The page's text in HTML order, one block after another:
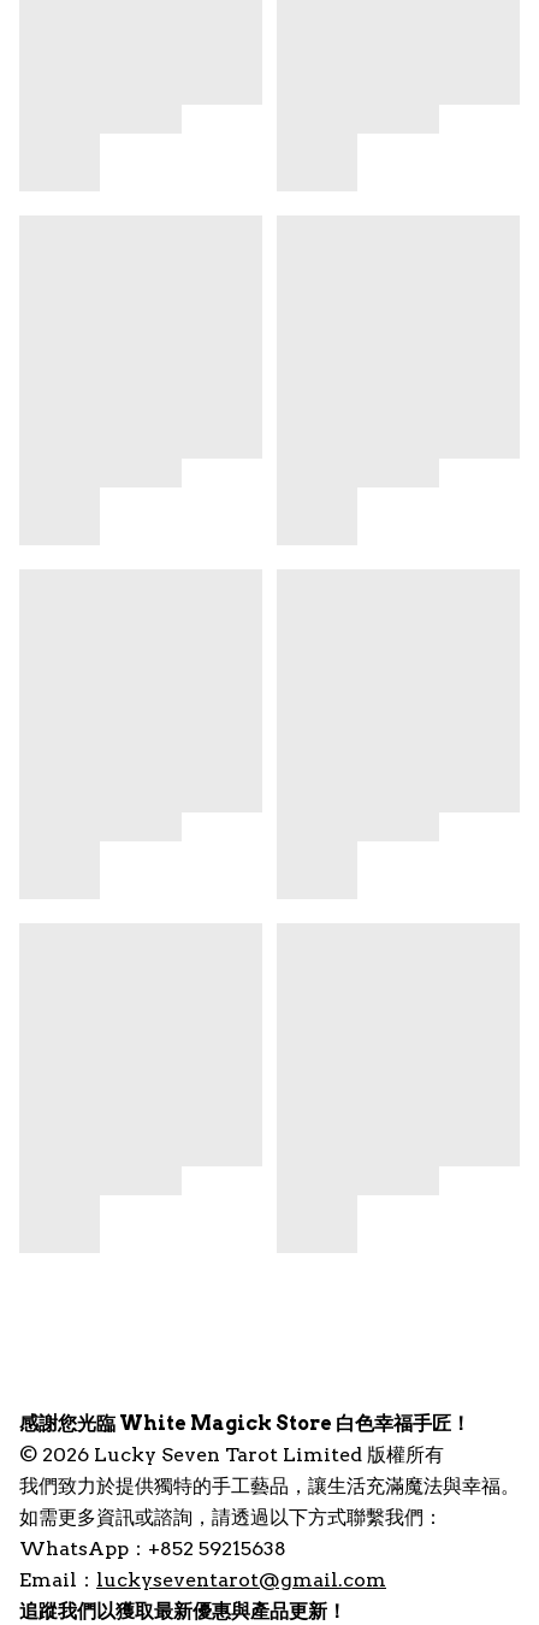
感謝您光臨 White Magick Store 白色幸福手匠！
© 2026 Lucky Seven Tarot Limited 版權所有
我們致力於提供獨特的手工藝品，讓生活充滿魔法與幸福。
如需更多資訊或諮詢，請透過以下方式聯繫我們：
WhatsApp：+852 59215638
Email： luckyseventarot@gmail.com
追蹤我們以獲取最新優惠與產品更新！